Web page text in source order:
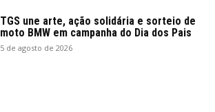
TGS une arte, ação solidária e sorteio de
moto BMW em campanha do Dia dos Pais
5 de agosto de 2026